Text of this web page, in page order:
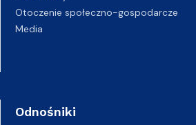
Otoczenie społeczno-gospodarcze
Media
Odnośniki